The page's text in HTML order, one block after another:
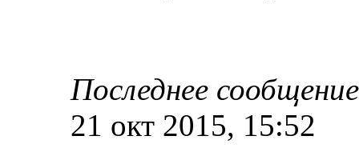
Последнее сообщение
21 окт 2015, 15:52